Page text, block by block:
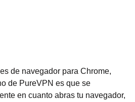
de navegador para Chrome,
de PureVPN es que se
en cuanto abras tu navegador,